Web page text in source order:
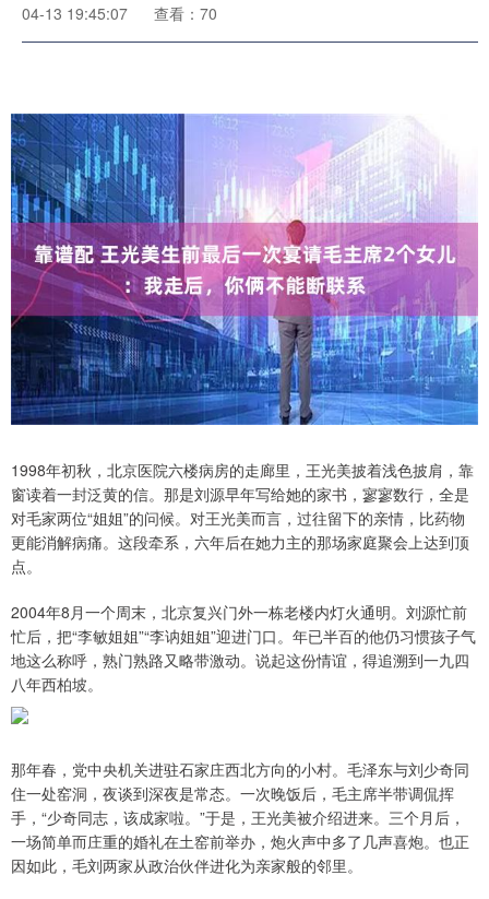
04-13 19:45:07
查看：70
1998年初秋，北京医院六楼病房的走廊里，王光美披着浅色披肩，靠
窗读着一封泛黄的信。那是刘源早年写给她的家书，寥寥数行，全是
对毛家两位“姐姐”的问候。对王光美而言，过往留下的亲情，比药物
更能消解病痛。这段牵系，六年后在她力主的那场家庭聚会上达到顶
点。
2004年8月一个周末，北京复兴门外一栋老楼内灯火通明。刘源忙前
忙后，把“李敏姐姐”“李讷姐姐”迎进门口。年已半百的他仍习惯孩子气
地这么称呼，熟门熟路又略带激动。说起这份情谊，得追溯到一九四
八年西柏坡。
那年春，党中央机关进驻石家庄西北方向的小村。毛泽东与刘少奇同
住一处窑洞，夜谈到深夜是常态。一次晚饭后，毛主席半带调侃挥
手，“少奇同志，该成家啦。”于是，王光美被介绍进来。三个月后，
一场简单而庄重的婚礼在土窑前举办，炮火声中多了几声喜炮。也正
因如此，毛刘两家从政治伙伴进化为亲家般的邻里。